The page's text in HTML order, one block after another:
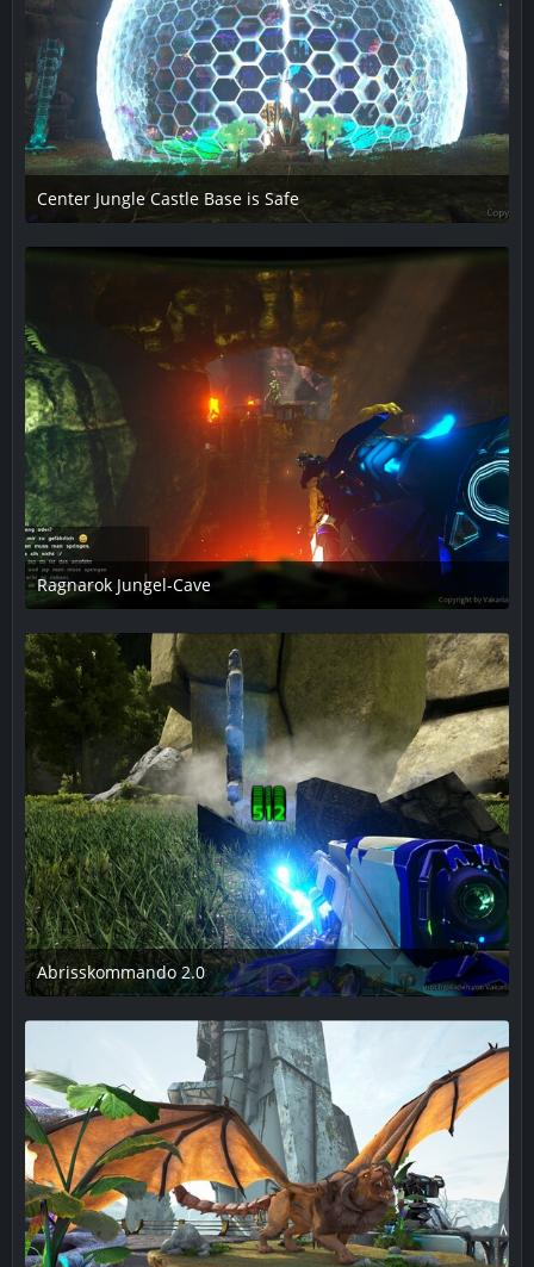
Center Jungle Castle Base is Safe
8. Juli 2018 um 19:59
Ragnarok Jungel-Cave
9. März 2019 um 23:19
1
Abrisskommando 2.0
9. März 2019 um 23:31